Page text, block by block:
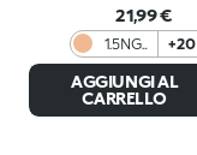
21,99 €
1.5NG
Neutral
Gold
+20
AGGIUNGI AL
CARRELLO